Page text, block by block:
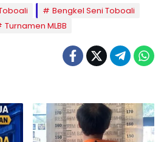
Bengkel Seni Toboali
Turnamen MLBB